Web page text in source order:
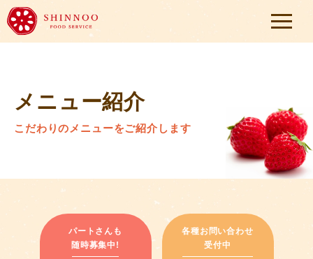
メニュー紹介
こだわりのメニューをご紹介します
パートさんも
随時募集中!
各種お問い合わせ
受付中